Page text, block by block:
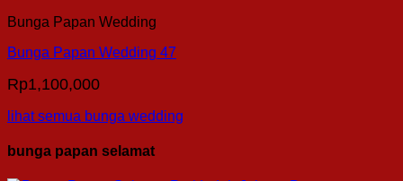
Bunga Papan Wedding
Bunga Papan Wedding 47
Rp1,100,000
lihat semua bunga wedding
bunga papan selamat